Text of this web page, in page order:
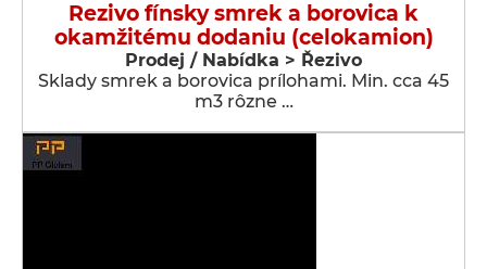
Rezivo fínsky smrek a borovica k
okamžitému dodaniu (celokamion)
Prodej / Nabídka > Řezivo
Sklady smrek a borovica prílohami. Min. cca 45
m3 rôzne …